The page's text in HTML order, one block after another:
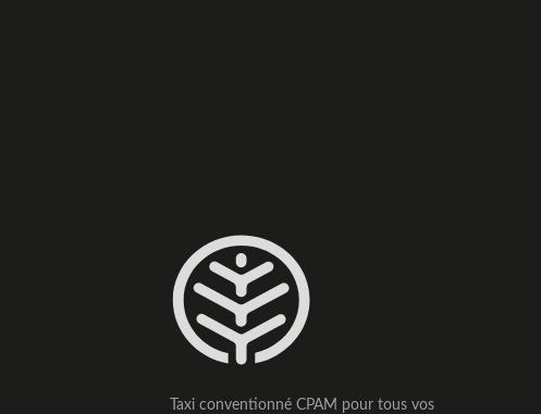
Taxi conventionné CPAM pour tous vos